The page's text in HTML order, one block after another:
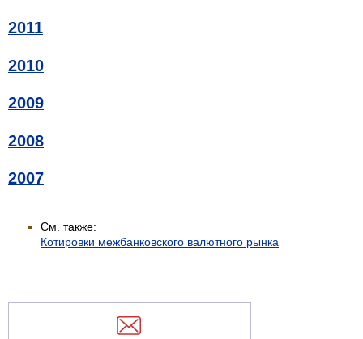
2011
2010
2009
2008
2007
См. также:
Котировки межбанковского валютного рынка